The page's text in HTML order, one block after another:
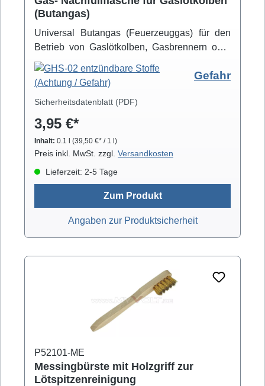
(Butangas)
Universal Butangas (Feuerzeuggas) für den
Betrieb von Gaslötkolben, Gasbrennern oder
anderen mit Butangas betriebenen Geräten.
Gefahr
Sicherheitsdatenblatt (PDF)
3,95 €*
Inhalt: 0.1 l (39,50 €* / 1 l)
Preis inkl. MwSt. zzgl. Versandkosten
Lieferzeit: 2-5 Tage
Zum Produkt
Angaben zur Produktsicherheit
P52101-ME
Messingbürste mit Holzgriff zur
Lötspitzenreinigung